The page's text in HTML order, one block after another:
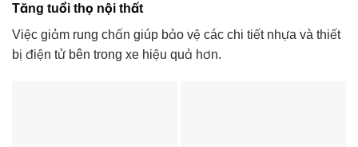
Tăng tuổi thọ nội thất
Việc giảm rung chấn giúp bảo vệ các chi tiết nhựa và thiết
bị điện tử bên trong xe hiệu quả hơn.